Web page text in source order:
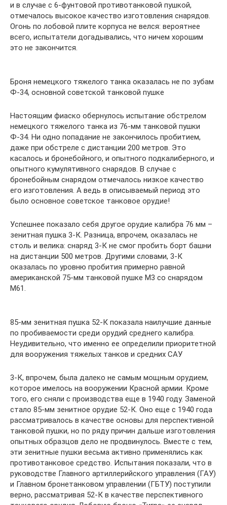
и в случае с 6-фунтовой противотанковой пушкой,
отмечалось высокое качество изготовления снарядов.
Огонь по лобовой плите корпуса не велся: вероятнее
всего, испытатели догадывались, что ничем хорошим
это не закончится.
Броня немецкого тяжелого танка оказалась не по зубам
Ф-34, основной советской танковой пушке
Настоящим фиаско обернулось испытание обстрелом
немецкого тяжелого танка из 76-мм танковой пушки
Ф-34. Ни одно попадание не закончилось пробитием,
даже при обстреле с дистанции 200 метров. Это
касалось и бронебойного, и опытного подкалиберного, и
опытного кумулятивного снарядов. В случае с
бронебойным снарядом отмечалось низкое качество
его изготовления. А ведь в описываемый период это
было основное советское танковое орудие!
Успешнее показало себя другое орудие калибра 76 мм –
зенитная пушка 3-К. Разница, впрочем, оказалась не
столь и велика: снаряд 3-К не смог пробить борт башни
на дистанции 500 метров. Другими словами, 3-К
оказалась по уровню пробития примерно равной
американской 75-мм танковой пушке М3 со снарядом
M61.
85-мм зенитная пушка 52-К показала наилучшие данные
по пробиваемости среди орудий среднего калибра.
Неудивительно, что именно ее определили приоритетной
для вооружения тяжелых танков и средних САУ
3-К, впрочем, была далеко не самым мощным орудием,
которое имелось на вооружении Красной армии. Кроме
того, его сняли с производства еще в 1940 году. Заменой
стало 85-мм зенитное орудие 52-К. Оно еще с 1940 года
рассматривалось в качестве основы для перспективной
танковой пушки, но по ряду причин дальше изготовления
опытных образцов дело не продвинулось. Вместе с тем,
эти зенитные пушки весьма активно применялись как
противотанковое средство. Испытания показали, что в
руководстве Главного артиллерийского управления (ГАУ)
и Главном бронетанковом управлении (ГБТУ) поступили
верно, рассматривая 52-К в качестве перспективного